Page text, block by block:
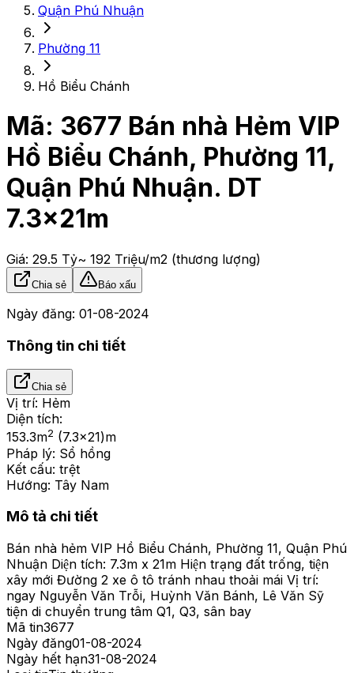
Quận Phú Nhuận
Phường 11
Hồ Biểu Chánh
Mã: 3677 Bán nhà Hẻm VIP
Hồ Biểu Chánh, Phường 11,
Quận Phú Nhuận. DT
7.3x21m
Giá: 29.5 Tỷ~ 192 Triệu/m2 (thương lượng)
Chia sẻ Báo xấu
Ngày đăng: 01-08-2024
Thông tin chi tiết
Chia sẻ
Vị trí: Hẻm
Diện tích:
153.3m2 (7.3x21)m
Pháp lý: Sổ hồng
Kết cấu: trệt
Hướng: Tây Nam
Mô tả chi tiết
Bán nhà hẻm VIP Hồ Biểu Chánh, Phường 11, Quận Phú
Nhuận Diện tích: 7.3m x 21m Hiện trạng đất trống, tiện
xây mới Đường 2 xe ô tô tránh nhau thoải mái Vị trí:
ngay Nguyễn Văn Trỗi, Huỳnh Văn Bánh, Lê Văn Sỹ
tiện di chuyển trung tâm Q1, Q3, sân bay
Mã tin3677
Ngày đăng01-08-2024
Ngày hết hạn31-08-2024